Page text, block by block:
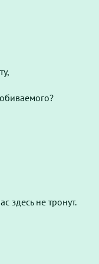
здесь не тронут.